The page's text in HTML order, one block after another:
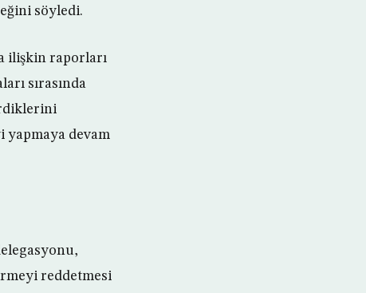
söyledi.
ilişkin raporları
sırasında
yapmaya devam
reddetmesi